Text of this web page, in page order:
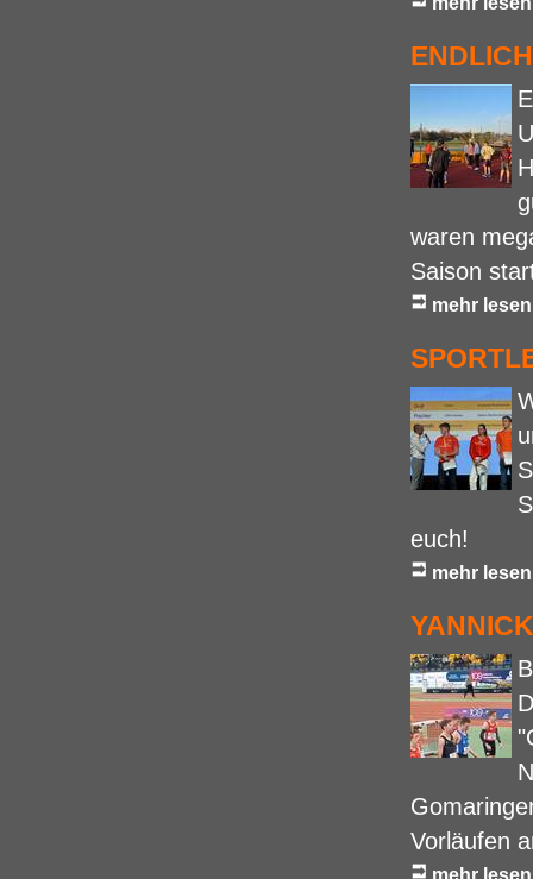
waren
Saison
mehr lesen
euch!
mehr lesen
Vorläufen
mehr lesen